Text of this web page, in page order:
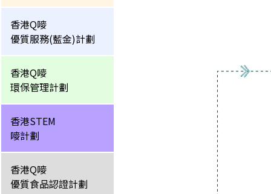
香港Q嘜
優質服務(藍金)計劃
香港Q嘜
環保管理計劃
香港STEM
嘜計劃
香港Q嘜
優質食品認證計劃